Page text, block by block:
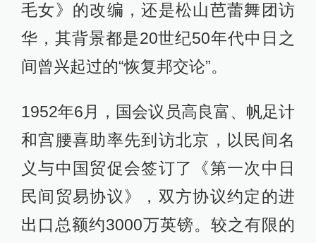
毛女》的改编，还是松山芭蕾舞团访
华，其背景都是20世纪50年代中日之
间曾兴起过的“恢复邦交论”。
1952年6月，国会议员高良富、帆足计
和宫腰喜助率先到访北京，以民间名
义与中国贸促会签订了《第一次中日
民间贸易协议》，双方协议约定的进
出口总额约3000万英镑。较之有限的